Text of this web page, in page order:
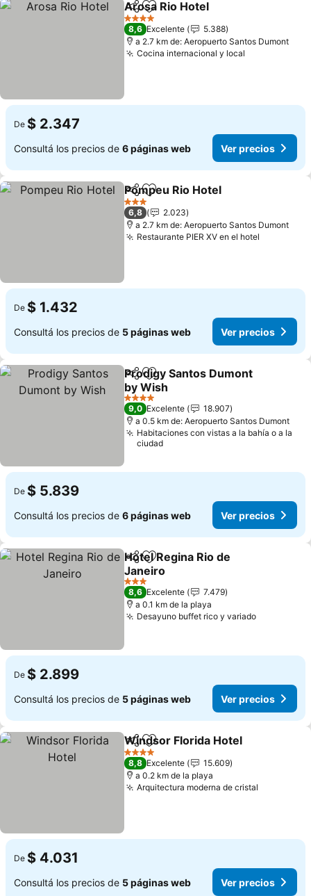
CompartirAñadir a favoritos
Arosa Rio Hotel
4 Estrellas
8,6 Excelente
5.388
a 2.7 km de: Aeropuerto Santos Dumont
Cocina internacional y local
De $ 2.347
Consultá los precios de 6 páginas web Ver precios
CompartirAñadir a favoritos
Pompeu Rio Hotel
3 Estrellas
6,8
2.023
a 2.7 km de: Aeropuerto Santos Dumont
Restaurante PIER XV en el hotel
De $ 1.432
Consultá los precios de 5 páginas web Ver precios
CompartirAñadir a favoritos
Prodigy Santos Dumont
by Wish
Ver precios
4 Estrellas
9,0 Excelente
18.907
a 0.5 km de: Aeropuerto Santos Dumont
Habitaciones con vistas a la bahía o a la
ciudad
De $ 5.839
Consultá los precios de 6 páginas web Ver precios
CompartirAñadir a favoritos
Hotel Regina Rio de
Janeiro
Ver precios
3 Estrellas
8,6 Excelente
7.479
a 0.1 km de la playa
Desayuno buffet rico y variadoVer
De $ 2.899
Consultá los precios de 5 páginas web Ver precios
CompartirAñadir a favoritos
Windsor Florida Hotel
4 Estrellas
8,8 Excelente
15.609
a 0.2 km de la playa
Arquitectura moderna de cristal
De $ 4.031
Consultá los precios de 5 páginas web Ver precios